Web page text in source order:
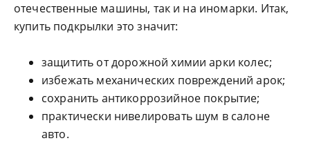
отечественные машины, так и на иномарки. Итак,
купить подкрылки это значит:
защитить от дорожной химии арки колес;
избежать механических повреждений арок;
сохранить антикоррозийное покрытие;
практически нивелировать шум в салоне
авто.